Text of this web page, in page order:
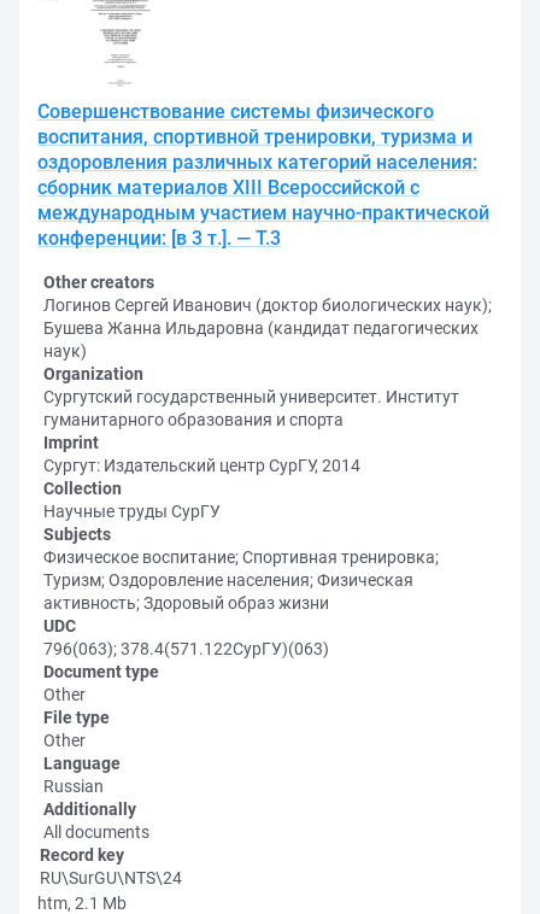
Совершенствование системы физического
воспитания, спортивной тренировки, туризма и
оздоровления различных категорий населения:
сборник материалов XIII Всероссийской с
международным участием научно-практической
конференции: [в 3 т.]. — Т.3
Other creators
Логинов Сергей Иванович (доктор биологических наук);
Бушева Жанна Ильдаровна (кандидат педагогических
наук)
Organization
Сургутский государственный университет. Институт
гуманитарного образования и спорта
Imprint
Сургут: Издательский центр СурГУ, 2014
Collection
Научные труды СурГУ
Subjects
Физическое воспитание; Спортивная тренировка;
Туризм; Оздоровление населения; Физическая
активность; Здоровый образ жизни
UDC
796(063); 378.4(571.122СурГУ)(063)
Document type
Other
File type
Other
Language
Russian
Additionally
All documents
Record key
RU\SurGU\NTS\24
htm, 2.1 Mb